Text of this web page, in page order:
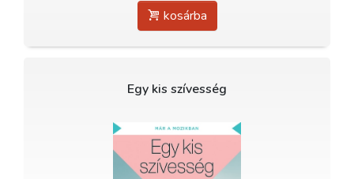
kosárba
Egy kis szívesség